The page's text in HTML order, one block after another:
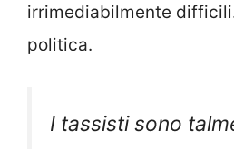
irrimediabilmente
politica.
I tassisti sono